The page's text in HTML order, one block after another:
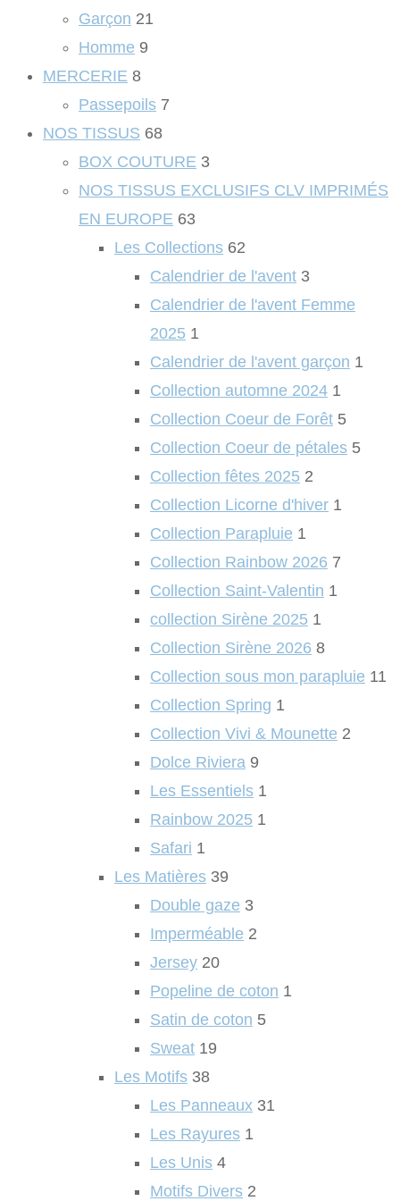
Garçon 21
Homme 9
MERCERIE 8
Passepoils 7
NOS TISSUS 68
BOX COUTURE 3
NOS TISSUS EXCLUSIFS CLV IMPRIMÉS
EN EUROPE 63
Les Collections 62
Calendrier de l'avent 3
Calendrier de l'avent Femme
2025 1
Calendrier de l'avent garçon 1
Collection automne 2024 1
Collection Coeur de Forêt 5
Collection Coeur de pétales 5
Collection fêtes 2025 2
Collection Licorne d'hiver 1
Collection Parapluie 1
Collection Rainbow 2026 7
Collection Saint-Valentin 1
collection Sirène 2025 1
Collection Sirène 2026 8
Collection sous mon parapluie 11
Collection Spring 1
Collection Vivi & Mounette 2
Dolce Riviera 9
Les Essentiels 1
Rainbow 2025 1
Safari 1
Les Matières 39
Double gaze 3
Imperméable 2
Jersey 20
Popeline de coton 1
Satin de coton 5
Sweat 19
Les Motifs 38
Les Panneaux 31
Les Rayures 1
Les Unis 4
Motifs Divers 2